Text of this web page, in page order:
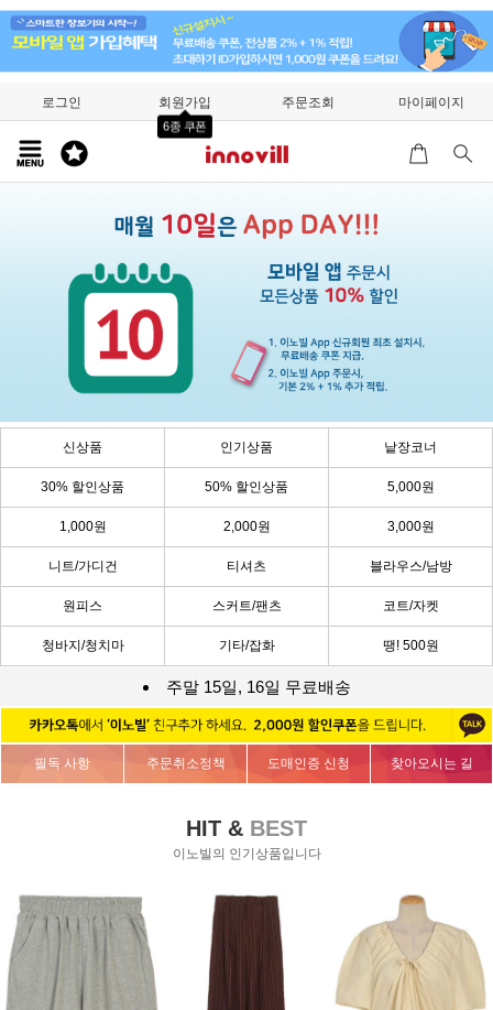
로그인 회원가입
6종 쿠폰
주문조회 마이페이지
신상품 인기상품 낱장코너
30% 할인상품 50% 할인상품 5,000원
1,000원 2,000원 3,000원
니트/가디건 티셔츠 블라우스/남방
원피스 스커트/팬츠 코트/자켓
청바지/청치마 기타/잡화 땡! 500원
주말 15일, 16일 무료배송
필독 사항 주문취소정책 도매인증 신청 찾아오시는 길
HIT & BEST
이노빌의 인기상품입니다